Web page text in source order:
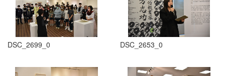
DSC_2699_0 DSC_2653_0